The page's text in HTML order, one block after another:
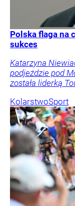
Polska flaga na
sukces
Katarzyna
podjeździe pod
została liderką
KolarstwoSport